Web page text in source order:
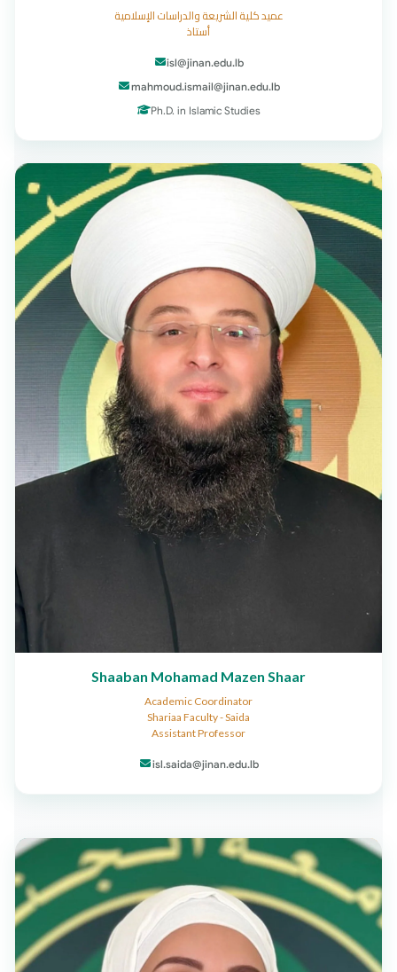
عميد كلية الشريعة والدراسات الإسلامية
أستاذ
isl@jinan.edu.lb
mahmoud.ismail@jinan.edu.lb
Ph.D. in Islamic Studies
Shaaban Mohamad Mazen Shaar
Academic Coordinator
Shariaa Faculty - Saida
Assistant Professor
isl.saida@jinan.edu.lb